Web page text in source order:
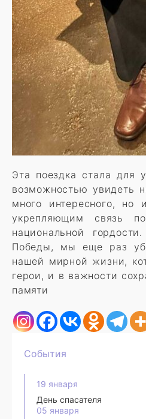
Эта поездка стала для
возможностью увидеть
много интересного,
укрепляющим связь
национальной
Победы, мы еще раз
нашей мирной жизни,
герои, и в важности
памяти
События
19 января
День спасателя
05 января